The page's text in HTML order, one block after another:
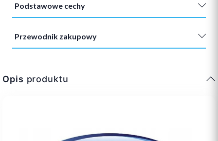
Podstawowe cechy
Przewodnik zakupowy
Opis produktu